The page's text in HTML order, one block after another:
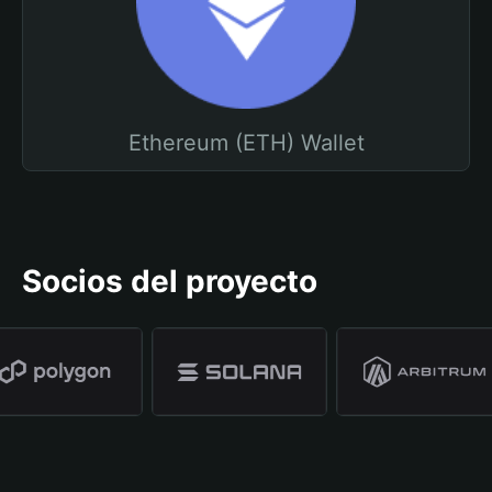
Ethereum (ETH) Wallet
Socios del proyecto